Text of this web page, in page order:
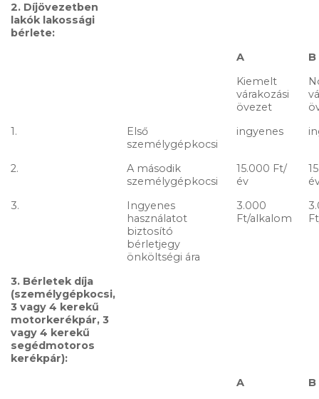
2. Díjövezetben
lakók lakossági
bérlete:
A
B
Kiemelt
várakozási
övezet
1.
Első
személygépkocsi
ingyenes
2.
A második
személygépkocsi
15.000 Ft/
év
3.
Ingyenes
használatot
biztosító
bérletjegy
önköltségi ára
3.000
Ft/alkalom
3. Bérletek díja
(személygépkocsi,
3 vagy 4 kerekű
motorkerékpár, 3
vagy 4 kerekű
segédmotoros
kerékpár):
A
B